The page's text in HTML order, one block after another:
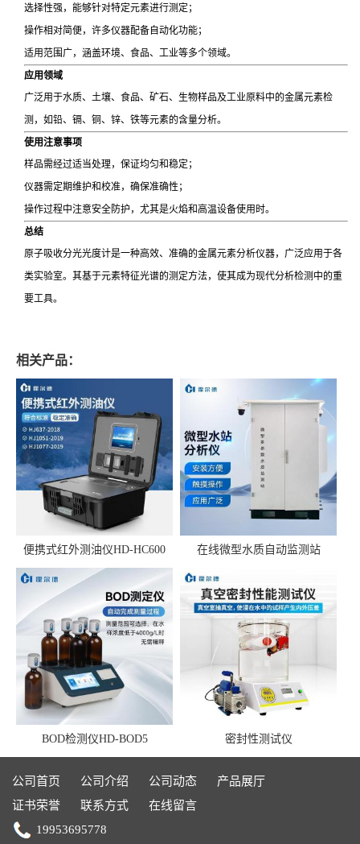
选择性强，能够针对特定元素进行测定；
操作相对简便，许多仪器配备自动化功能；
适用范围广，涵盖环境、食品、工业等多个领域。
应用领域
广泛用于水质、土壤、食品、矿石、生物样品及工业原料中的金属元素检
测，如铅、镉、铜、锌、铁等元素的含量分析。
使用注意事项
样品需经过适当处理，保证均匀和稳定；
仪器需定期维护和校准，确保准确性；
操作过程中注意安全防护，尤其是火焰和高温设备使用时。
总结
原子吸收分光光度计是一种高效、准确的金属元素分析仪器，广泛应用于各
类实验室。其基于元素特征光谱的测定方法，使其成为现代分析检测中的重
要工具。
相关产品：
便携式红外测油仪HD-HC600 在线微型水质自动监测站
BOD检测仪HD-BOD5 密封性测试仪
公司首页 公司介绍 公司动态
产品展厅
证书荣誉
联系方式
在线留言
19953695778